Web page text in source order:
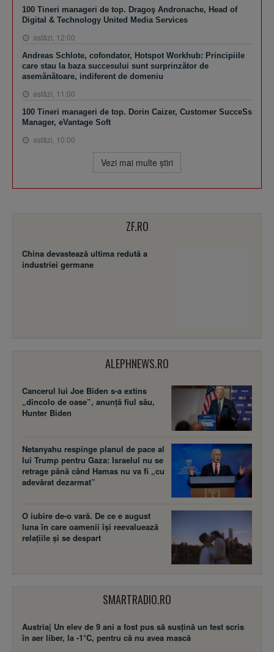
100 Tineri manageri de top. Dragoş Andronache, Head of
Digital & Technology United Media Services
astăzi, 12:00
Andreas Schlote, cofondator, Hotspot Workhub: Principiile
care stau la baza succesului sunt surprinzător de
asemănătoare, indiferent de domeniu
astăzi, 11:00
100 Tineri manageri de top. Dorin Caizer, Customer SucceSs
Manager, eVantage Soft
astăzi, 10:00
Vezi mai multe ştiri
ZF.RO
China devastează ultima redută a
industriei germane
ALEPHNEWS.RO
Cancerul lui Joe Biden s-a extins
„dincolo de oase”, anunță fiul său,
Hunter Biden
Netanyahu respinge planul de pace al
lui Trump pentru Gaza: Israelul nu se
retrage până când Hamas nu va fi „cu
adevărat dezarmat”
O iubire de-o vară. De ce e august
luna în care oamenii își reevaluează
relațiile și se despart
SMARTRADIO.RO
Austria| Un elev de 9 ani a fost pus să susţină un test scris
în aer liber, la -1°C, pentru că nu avea mască